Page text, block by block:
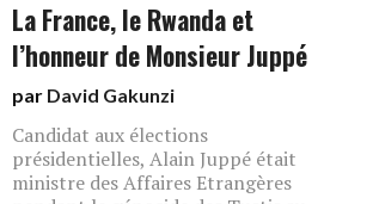
La France, le Rwanda et
l’honneur de Monsieur Juppé
par David Gakunzi
Candidat aux élections
présidentielles, Alain Juppé était
ministre des Affaires Etrangères